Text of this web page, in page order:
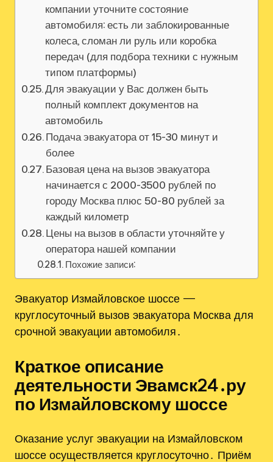
компании уточните состояние
автомобиля: есть ли заблокированные
колеса, сломан ли руль или коробка
передач (для подбора техники с нужным
типом платформы)
Для эвакуации у Вас должен быть
полный комплект документов на
автомобиль
Подача эвакуатора от 15-30 минут и
более
Базовая цена на вызов эвакуатора
начинается с 2000-3500 рублей по
городу Москва плюс 50-80 рублей за
каждый километр
Цены на вызов в области уточняйте у
оператора нашей компании
Похожие записи:
Эвакуатор Измайловское шоссе —
круглосуточный вызов эвакуатора Москва для
срочной эвакуации автомобиля․
Краткое описание
деятельности Эвамск24․ру
по Измайловскому шоссе
Оказание услуг эвакуации на Измайловском
шоссе осуществляется круглосуточно․ Приём